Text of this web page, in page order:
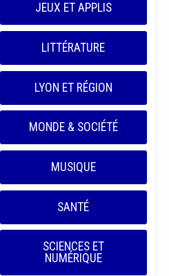
JEUX ET APPLIS
LITTÉRATURE
LYON ET RÉGION
MONDE & SOCIÉTÉ
MUSIQUE
SANTÉ
SCIENCES ET
NUMÉRIQUE